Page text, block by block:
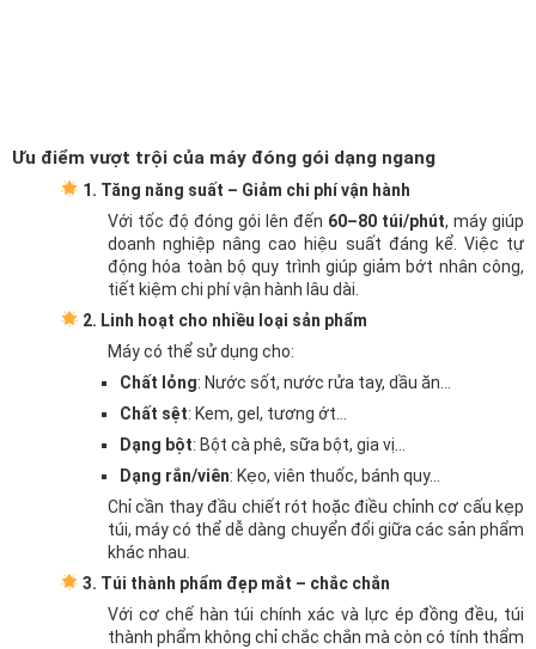
Ưu điểm vượt trội của máy đóng gói dạng ngang
1. Tăng năng suất – Giảm chi phí vận hành
Với tốc độ đóng gói lên đến 60–80 túi/phút, máy giúp
doanh nghiệp nâng cao hiệu suất đáng kể. Việc tự
động hóa toàn bộ quy trình giúp giảm bớt nhân công,
tiết kiệm chi phí vận hành lâu dài.
2. Linh hoạt cho nhiều loại sản phẩm
Máy có thể sử dụng cho:
Chất lỏng: Nước sốt, nước rửa tay, dầu ăn…
Chất sệt: Kem, gel, tương ớt…
Dạng bột: Bột cà phê, sữa bột, gia vị…
Dạng rắn/viên: Kẹo, viên thuốc, bánh quy…
Chỉ cần thay đầu chiết rót hoặc điều chỉnh cơ cấu kẹp
túi, máy có thể dễ dàng chuyển đổi giữa các sản phẩm
khác nhau.
3. Túi thành phẩm đẹp mắt – chắc chắn
Với cơ chế hàn túi chính xác và lực ép đồng đều, túi
thành phẩm không chỉ chắc chắn mà còn có tính thẩm